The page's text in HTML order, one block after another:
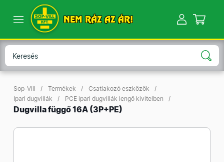
NEM RÁZ AZ ÁR!
Sop-Vill Termékek
Csatlakozó eszközök
Ipari dugvillák
PCE ipari dugvillák lengő kivitelben
Dugvilla függő 16A (3P+PE)